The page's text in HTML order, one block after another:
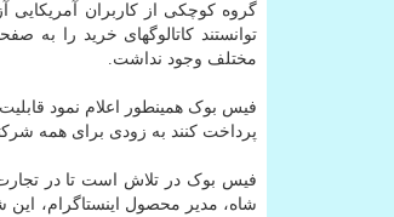
گروه کوچکی از کاربران آمریکایی
توانستند کاتالوگهای خرید را
مختلف وجود نداشت.
فیس بوک همینطور اعلام نمود
پرداخت کنند به زودی برای همه شرکتهای آمریکایی موجود
فیس بوک در تلاش است تا در تجارت
شاه، مدیر محصول اینستاگرام،